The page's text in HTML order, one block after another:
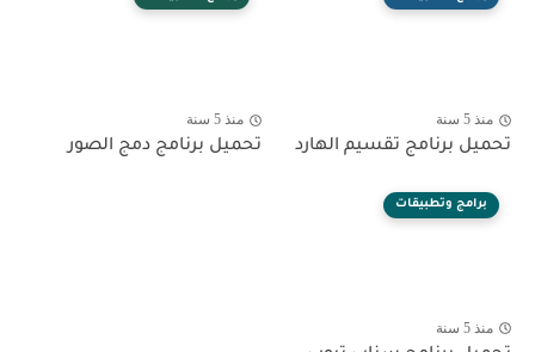
منذ 5 سنة
تحميل برنامج تقسيم الهارد
منذ 5 سنة
تحميل برنامج دمج الصور
برامج وتطبيقات
منذ 5 سنة